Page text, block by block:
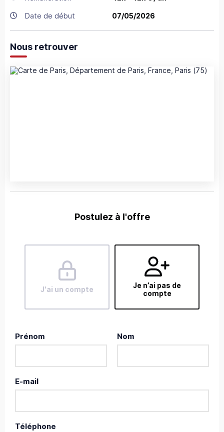
Date de début 07/05/2026
Nous retrouver
Postulez à l'offre
J'ai un compte
Je n’ai pas de
compte
Prénom Nom
E-mail
Téléphone